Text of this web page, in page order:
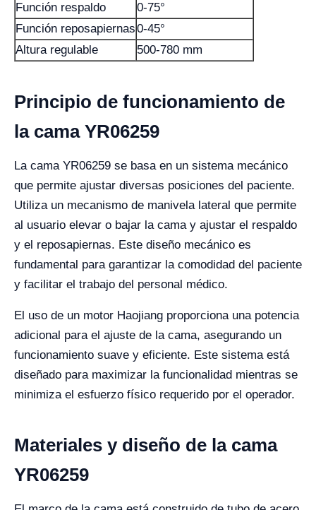
Función respaldo
0-75°
Función reposapiernas0-45°
Altura regulable
500-780 mm
Principio de funcionamiento de
la cama YR06259
La cama YR06259 se basa en un sistema mecánico
que permite ajustar diversas posiciones del paciente.
Utiliza un mecanismo de manivela lateral que permite
al usuario elevar o bajar la cama y ajustar el respaldo
y el reposapiernas. Este diseño mecánico es
fundamental para garantizar la comodidad del paciente
y facilitar el trabajo del personal médico.
El uso de un motor Haojiang proporciona una potencia
adicional para el ajuste de la cama, asegurando un
funcionamiento suave y eficiente. Este sistema está
diseñado para maximizar la funcionalidad mientras se
minimiza el esfuerzo físico requerido por el operador.
Materiales y diseño de la cama
YR06259